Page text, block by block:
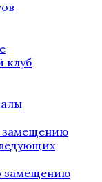
клуб
замещению
замещению